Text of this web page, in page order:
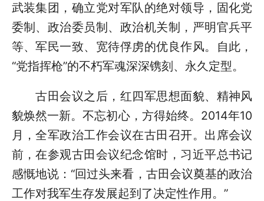
武装集团，确立党对军队的绝对领导，固化党
委制、政治委员制、政治机关制，严明官兵平
等、军民一致、宽待俘虏的优良作风。自此，
“党指挥枪”的不朽军魂深深镌刻、永久定型。
古田会议之后，红四军思想面貌、精神风
貌焕然一新。不忘初心，方得始终。2014年10
月，全军政治工作会议在古田召开。出席会议
前，在参观古田会议纪念馆时，习近平总书记
感慨地说：“回过头来看，古田会议奠基的政治
工作对我军生存发展起到了决定性作用。”